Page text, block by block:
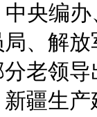
央编办
、解
老领
疆生